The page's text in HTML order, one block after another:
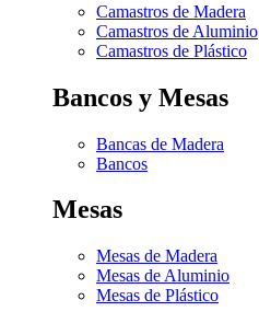
Camastros de Madera
Camastros de Aluminio
Camastros de Plástico
Bancos y Mesas
Bancas de Madera
Bancos
Mesas
Mesas de Madera
Mesas de Aluminio
Mesas de Plástico